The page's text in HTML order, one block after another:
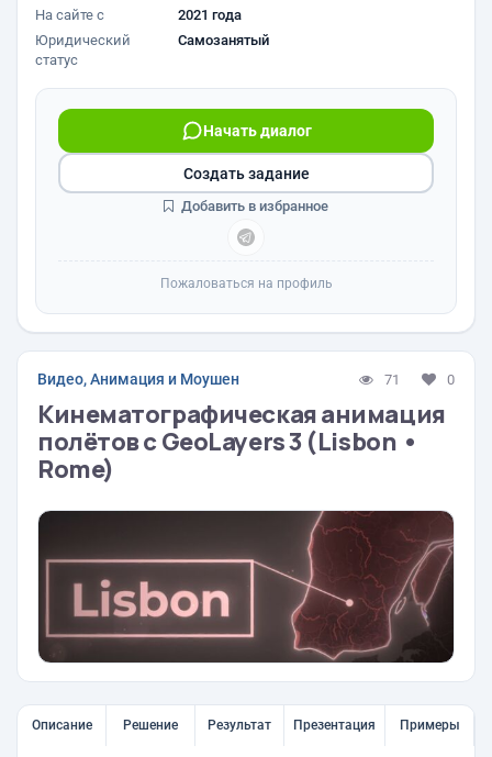
На сайте с
2021 года
Юридический
статус
Самозанятый
Начать диалог
Создать задание
Добавить в избранное
Пожаловаться на профиль
Видео, Анимация и Моушен 71 0
Кинематографическая анимация
полётов с GeoLayers 3 (Lisbon •
Rome)
Описание Решение Результат Презентация Примеры